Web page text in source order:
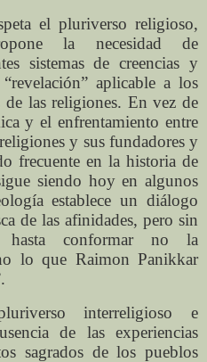
el pluriverso religioso,
la necesidad de
sistemas de creencias y
aplicable a los
de las religiones. En vez de
y el enfrentamiento entre
y sus fundadores y
frecuente en la historia de
siendo hoy en algunos
establece un diálogo
de las afinidades, pero sin
hasta conformar no la
lo que Raimon Panikkar
interreligioso e
de las experiencias
sagrados de los pueblos